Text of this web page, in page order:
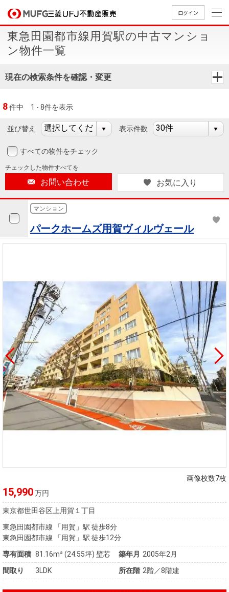
ログイン
買いたいTOP
中古
マン
ショ
ンを
探す
築・
中古
建て
を探
用
物
探
す
件を
探す
購入向け
サービス
住宅ロー
ンシミュ
レーショ
住まい1プ
ラス（お
役立ちコ
税金の本
（電子ブ
ック）
売りたいTOP
無
料
査
定
却
相
金額
試算
売却向け
サービス
周辺相場
検索
住まい1プ
ラス（お
役立ちコ
ラム）
住まいと
暮らしの
税金の本
売却ガイ
ド
店舗案内TOP
店舗のご
案内（首
都圏）
古屋）
案内（関
西）
会社情報TOP
ごあいさ
つ
Way
経営ビジ
ョン
沿革
本社地
ニュース
会社案内
（電子ブ
ック版）
採用情報TOP
新卒採用
情報
買いたい
売りたい
店舗案内
会社情報
採用情報
法人のお客さま
提携企業にお勤めの方
閉じる
東急田園都市線用賀駅の中古マンショ
ン物件一覧
現在の検索条件を確認・変更
8件中 1 - 8件を表示
並び替え 表示件数
すべての物件をチェック
チェックした物件すべてを
お問い合わせ お気に入り
マンション
パークホームズ用賀ヴィルヴェール
画像枚数7枚
15,990万円
東京都世田谷区上用賀１丁目
東急田園都市線 「用賀」駅 徒歩8分
東急田園都市線 「用賀」駅 徒歩12分
専有面積 81.16m²(24.55坪) 壁芯 築年月 2005年2月
間取り
3LDK 所在階 2階／8階建